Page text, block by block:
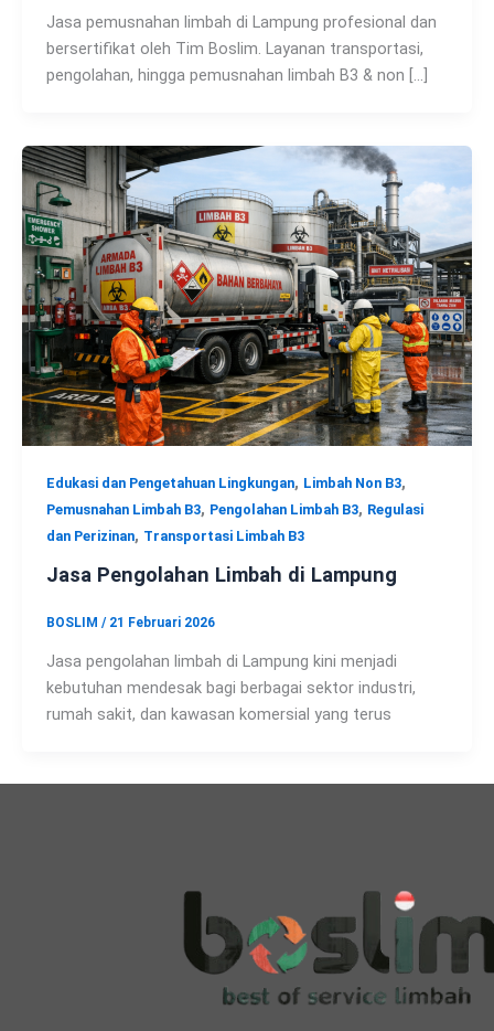
Jasa pemusnahan limbah di Lampung profesional dan
bersertifikat oleh Tim Boslim. Layanan transportasi,
pengolahan, hingga pemusnahan limbah B3 & non […]
Edukasi dan Pengetahuan Lingkungan, Limbah Non B3,
Pemusnahan Limbah B3, Pengolahan Limbah B3, Regulasi
dan Perizinan, Transportasi Limbah B3
Jasa Pengolahan Limbah di Lampung
BOSLIM / 21 Februari 2026
Jasa pengolahan limbah di Lampung kini menjadi
kebutuhan mendesak bagi berbagai sektor industri,
rumah sakit, dan kawasan komersial yang terus